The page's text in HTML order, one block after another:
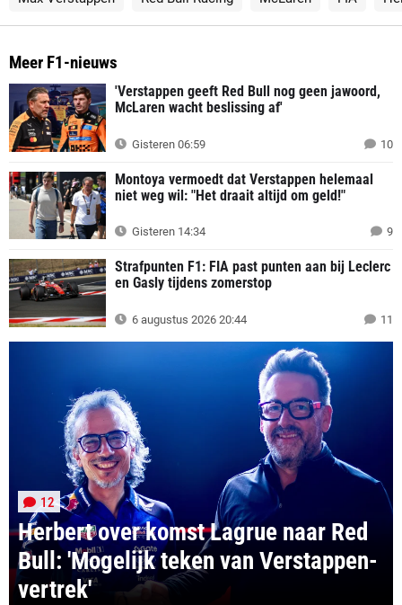
Meer F1-nieuws
'Verstappen geeft Red Bull nog geen jawoord,
McLaren wacht beslissing af'
Gisteren 06:59 10
Montoya vermoedt dat Verstappen helemaal
niet weg wil: "Het draait altijd om geld!"
Gisteren 14:34 9
Strafpunten F1: FIA past punten aan bij Leclerc
en Gasly tijdens zomerstop
6 augustus 2026 20:44 11
Herbert over komst Lagrue naar Red
Bull: 'Mogelijk teken van Verstappen-
vertrek'
12